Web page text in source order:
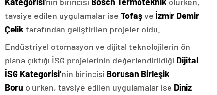
tavsiye edilen uygulamalar ise Tofaşve İzmir Demir
Çelik tarafından geliştirilen projeler oldu.
Endüstriyel otomasyon ve dijital teknolojilerin ön
plana çıktığı İSG projelerinin değerlendirildiği Dijital
İSG Kategorisi’nin birincisi Borusan Birleşik
Boru olurken, tavsiye edilen uygulamalar ise Diniz